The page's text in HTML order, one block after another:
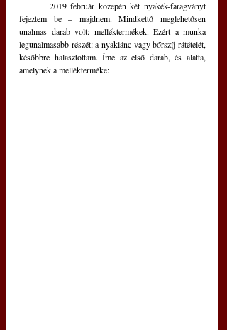
fejeztem be – majdnem. Mindkettő meglehetősen
unalmas darab volt: melléktermékek. Ezért a munka
legunalmasabb részét: a nyaklánc vagy bőrszíj rátételét,
későbbre halasztottam. Íme az első darab, és alatta,
amelynek a mellékterméke: